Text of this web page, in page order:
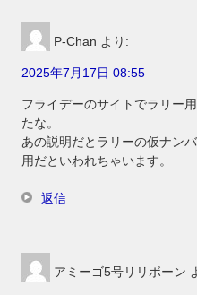
P-Chan より:
2025年7月17日 08:55
フライデーのサイトでラリー
たな。
あの説明だとラリーの仮ナン
用だといわれちゃいます。
返信
アミーゴ5号リリボーン